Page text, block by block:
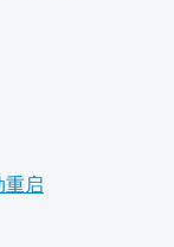
重启